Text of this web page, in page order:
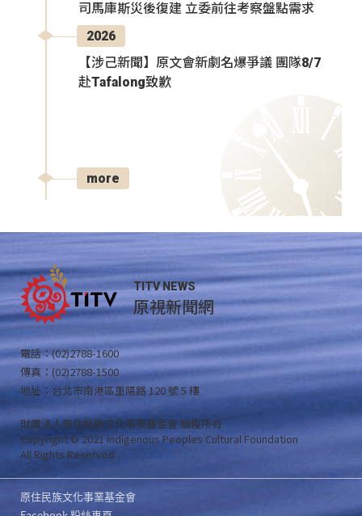
司馬庫斯災後復建 立委前往考察盤點需求
2026
【涉己新聞】原文會新劇名爆爭議 團隊8/7
赴Tafalong致歉
more
TITV NEWS
原視新聞網
電話：(02)2788-1600
傳真：(02)2788-1500
地址：台北市南港區重陽路 120 號 5 樓
財團法人原住民族文化事業基金會 版權所有
Copyright © 2021 Indigenous Peoples Cultural Foundation
All Rights Reserved .
原住民族文化事業基金會